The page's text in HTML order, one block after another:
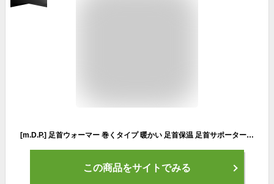
[m.D.P.] 足首ウォーマー 巻くタイプ 暖かい 足首保温 足首サポーター 足首冷え 足首暖かい 足首用ウォーマー (巻くだけ温快 手首・足首用)
この商品をサイトでみる